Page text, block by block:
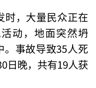
时，大量民众正在
动，地面突然坍
事故导致35人死
日晚，共有19人获